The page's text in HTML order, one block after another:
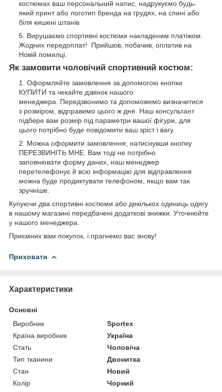
костюмах ваш персональний напис, надрукуємо будь-
який принт або логотип бренда на грудях, на спині або
біля кишені штанів
Вирушаємо спортивні костюми накладеним платіжом.
Жодних передоплат! Прийшов, побачив, оплатив на
Новій помилці.
Як замовити чоловічий спортивний костюм:
Оформляйте замовлення за допомогою кнопки
КУПИТИ та чекайте дзвінок нашого
менеджера. Передзвонимо та допоможемо визначитися
з розміром, відправимо цього ж дня. Наш консультант
підбере вам розмір під параметри вашої фігури, для
цього потрібно буде повідомити ваш зріст і вагу.
Можна оформити замовлення, натиснувши кнопку
ПЕРЕЗВИНІТЬ МНЕ. Вам тоді не потрібно
заповнювати форму даних, наш менеджер
перетелефонує й всю інформацію для відправлення
можна буде продиктувати телефоном, якщо вам так
зручніше.
Купуючи два спортивні костюми або декількох одиниць одягу
в нашому магазині передбачені додаткові знижки. Уточнюйте
у нашого менеджера.
Приємних вам покупок, і прагнемо вас знову!
Приховати
Характеристики
Основні
Виробник
Sportex
Країна виробник
Україна
Стать
Чоловіча
Тип тканини
Двонитка
Стан
Новий
Колір
Чорний